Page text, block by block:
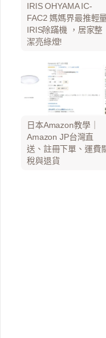
IRIS OHYAMA IC-
FAC2 媽媽界最推輕
IRIS除蹣機 ，居家整
潔亮綠燈!
日本Amazon教學｜
Amazon JP台灣直
送、註冊下單、運費
稅與退貨